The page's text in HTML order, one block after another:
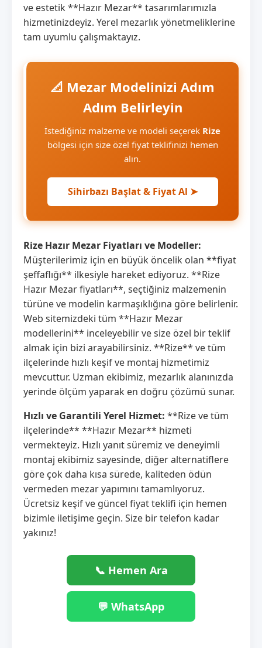
ve estetik **Hazır Mezar** tasarımlarımızla
hizmetinizdeyiz. Yerel mezarlık yönetmeliklerine
tam uyumlu çalışmaktayız.
📐 Mezar Modelinizi Adım
Adım Belirleyin
İstediğiniz malzeme ve modeli seçerek Rize
bölgesi için size özel fiyat teklifinizi hemen
alın.
Sihirbazı Başlat & Fiyat Al ➤
Rize Hazır Mezar Fiyatları ve Modeller:
Müşterilerimiz için en büyük öncelik olan **fiyat
şeffaflığı** ilkesiyle hareket ediyoruz. **Rize
Hazır Mezar fiyatları**, seçtiğiniz malzemenin
türüne ve modelin karmaşıklığına göre belirlenir.
Web sitemizdeki tüm **Hazır Mezar
modellerini** inceleyebilir ve size özel bir teklif
almak için bizi arayabilirsiniz. **Rize** ve tüm
ilçelerinde hızlı keşif ve montaj hizmetimiz
mevcuttur. Uzman ekibimiz, mezarlık alanınızda
yerinde ölçüm yaparak en doğru çözümü sunar.
Hızlı ve Garantili Yerel Hizmet: **Rize ve tüm
ilçelerinde** **Hazır Mezar** hizmeti
vermekteyiz. Hızlı yanıt süremiz ve deneyimli
montaj ekibimiz sayesinde, diğer alternatiflere
göre çok daha kısa sürede, kaliteden ödün
vermeden mezar yapımını tamamlıyoruz.
Ücretsiz keşif ve güncel fiyat teklifi için hemen
bizimle iletişime geçin. Size bir telefon kadar
yakınız!
📞 Hemen Ara
💬 WhatsApp